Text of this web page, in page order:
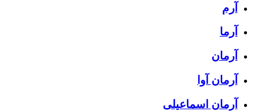
آرم
آرما
آرمان
آرمان آوا
آرمان اسماعیلی